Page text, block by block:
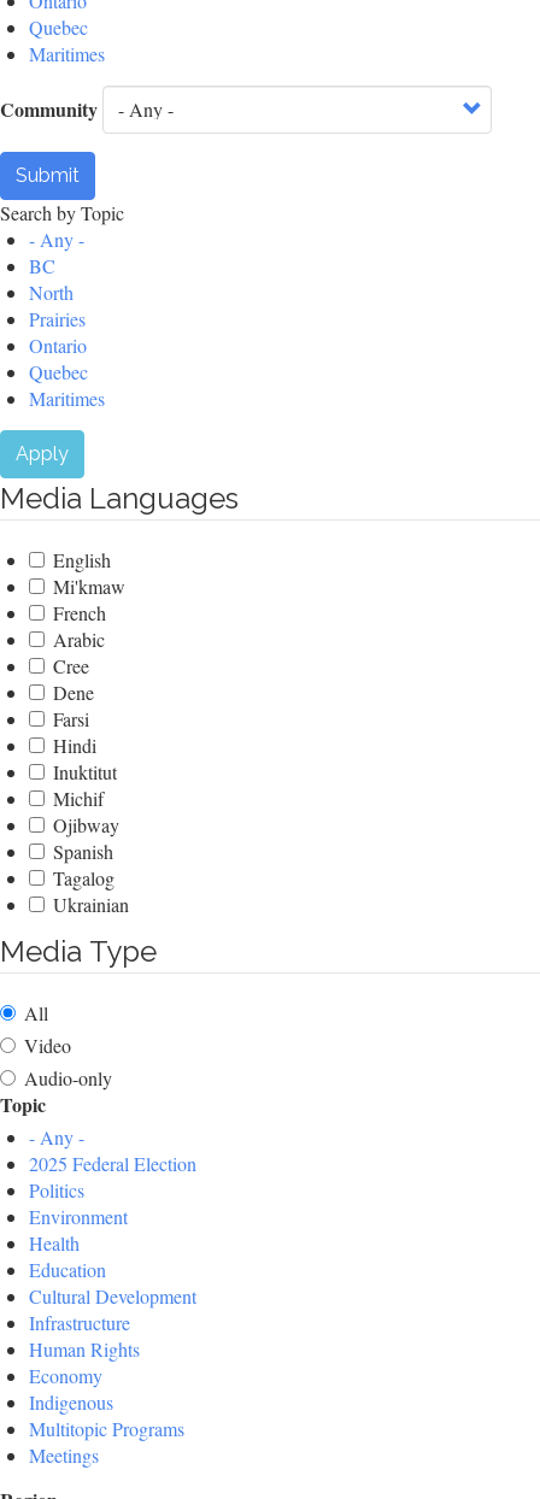
Quebec
Maritimes
Community
Submit
Search by Topic
- Any -
BC
North
Prairies
Ontario
Quebec
Maritimes
Apply
Media Languages
English
Mi'kmaw
French
Arabic
Cree
Dene
Farsi
Hindi
Inuktitut
Michif
Ojibway
Spanish
Tagalog
Ukrainian
Media Type
All
Video
Audio-only
Topic
- Any -
2025 Federal Election
Politics
Environment
Health
Education
Cultural Development
Infrastructure
Human Rights
Economy
Indigenous
Multitopic Programs
Meetings